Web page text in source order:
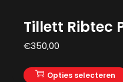
Tillett Ribtec
€350,00
Opties selecteren